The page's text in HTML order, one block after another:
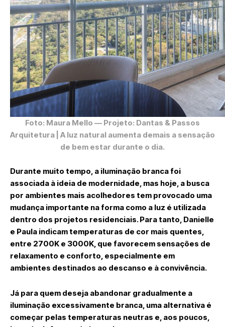
Foto: Maura Mello — Projeto: Dantas & Passos
Arquitetura | A luz natural aumenta demais a sensação
de bem estar durante o dia.
Durante muito tempo, a iluminação branca foi
associada à ideia de modernidade, mas hoje, a busca
por ambientes mais acolhedores tem provocado uma
mudança importante na forma como a luz é utilizada
dentro dos projetos residenciais. Para tanto, Danielle
e Paula indicam temperaturas de cor mais quentes,
entre 2700K e 3000K, que favorecem sensações de
relaxamento e conforto, especialmente em
ambientes destinados ao descanso e à convivência.
Já para quem deseja abandonar gradualmente a
iluminação excessivamente branca, uma alternativa é
começar pelas temperaturas neutras e, aos poucos,